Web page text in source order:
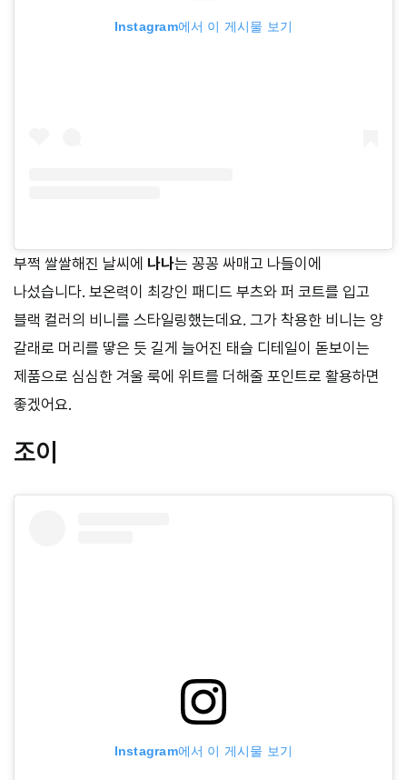
Instagram에서 이 게시물 보기
부쩍 쌀쌀해진 날씨에 나나는 꽁꽁 싸매고 나들이에
나섰습니다. 보온력이 최강인 패디드 부츠와 퍼 코트를 입고
블랙 컬러의 비니를 스타일링했는데요. 그가 착용한 비니는 양
갈래로 머리를 땋은 듯 길게 늘어진 태슬 디테일이 돋보이는
제품으로 심심한 겨울 룩에 위트를 더해줄 포인트로 활용하면
좋겠어요.
조이
Instagram에서 이 게시물 보기